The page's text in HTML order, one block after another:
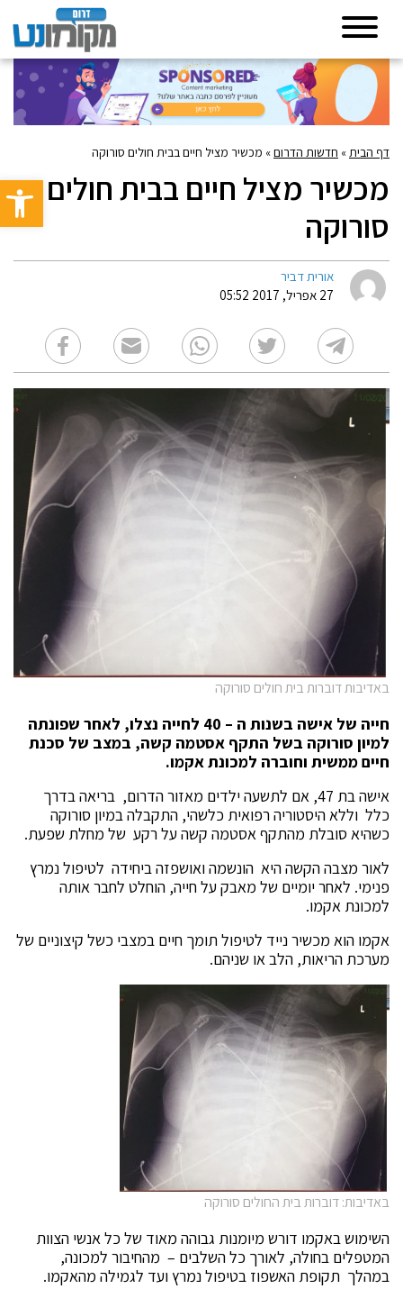
פתח
דף הבית» חדשות הדרום» מכשיר מציל חיים בבית חולים סורוקה
מכשיר מציל חיים בבית חולים
סורוקה
אורית דביר
27 אפריל, 2017 05:52
באדיבות דוברות בית חולים סורוקה
חייה של אישה בשנות ה – 40 לחייה נצלו,
לאחר שפונתה
למיון סורוקה בשל התקף אסטמה קשה, במצב של סכנת
חיים ממשית וחוברה למכונת אקמו.
אישה בת 47, אם לתשעה ילדים מאזור הדרום, בריאה בדרך
כלל וללא היסטוריה רפואית כלשהי, התקבלה במיון סורוקה
כשהיא סובלת מהתקף אסטמה קשה על רקע של מחלת שפעת.
לאור מצבה הקשה היא הונשמה ואושפזה ביחידה לטיפול נמרץ
פנימי. לאחר יומיים של מאבק על חייה, הוחלט לחבר אותה
למכונת אקמו.
אקמו הוא מכשיר נייד לטיפול תומך חיים במצבי כשל קיצוניים של
מערכת הריאות, הלב או שניהם.
באדיבות: דוברות בית החולים סורוקה
השימוש באקמו דורש מיומנות גבוהה מאוד של כל אנשי הצוות
המטפלים בחולה, לאורך כל השלבים – מהחיבור למכונה,
במהלך תקופת האשפוז בטיפול נמרץ ועד לגמילה מהאקמו.